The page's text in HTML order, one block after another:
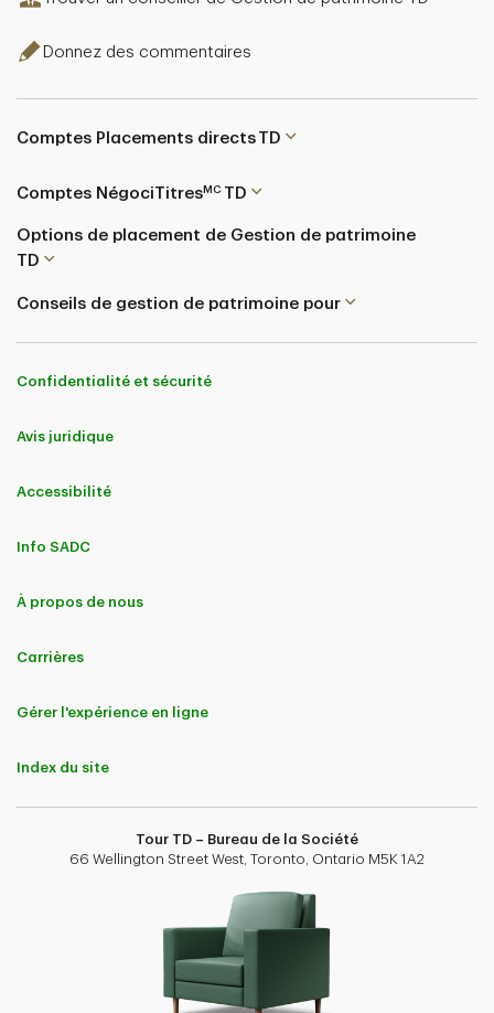
Donnez des commentaires
Comptes Placements directs TD
Comptes NégociTitres MC TD
Options de placement de Gestion de patrimoine
TD
Conseils de gestion de patrimoine pour
Confidentialité et sécurité
Avis juridique
Accessibilité
Info SADC
À propos de nous
Carrières
Gérer l'expérience en ligne
Index du site
Tour TD – Bureau de la Société
66 Wellington Street West, Toronto, Ontario M5K 1A2